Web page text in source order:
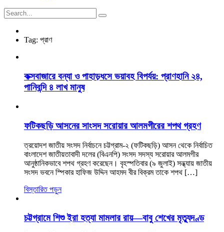
Tag: প্রাণ
কক্সবাজারে বন্যা ও পাহাড়ধসে ভয়াবহ বিপর্যয়: প্রাণহানি ২৪,
পানিবন্দি ৪ লাখ মানুষ
ফটিকছড়ি আসনের সাংসদ সরোয়ার আলমগীরের শপথ গ্রহণ
ত্রয়োদশ জাতীয় সংসদ নির্বাচনে চট্টগ্রাম-২ (ফটিকছড়ি) আসন থেকে নির্বাচিত
বাংলাদেশ জাতীয়তাবাদী দলের (বিএনপি) সংসদ সদস্য সরোয়ার আলমগীর
আনুষ্ঠানিকভাবে শপথ গ্রহণ করেছেন। বৃহস্পতিবার (৯ জুলাই) সন্ধ্যায় জাতীয়
সংসদ ভবনে স্পিকার হাফিজ উদ্দিন আহমদ বীর বিক্রম তাকে শপথ […]
বিস্তারিত পড়ুন
চট্টগ্রামে শিশু ইরা হত্যা মামলার রায়—বাবু শেখের মৃত্যুদণ্ড